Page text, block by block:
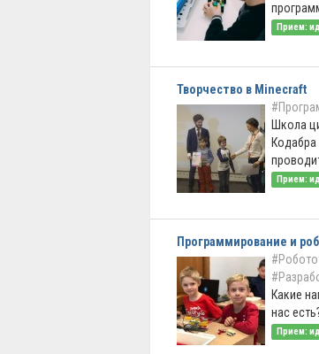
Прием:
Творчество в Minecraft
Школа
Кодабра
проводит
Прием:
Программирование и
Какие
нас
Прием: